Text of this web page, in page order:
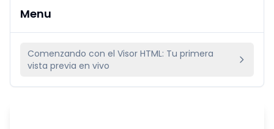
Menu
Comenzando con el Visor HTML: Tu primera
vista previa en vivo